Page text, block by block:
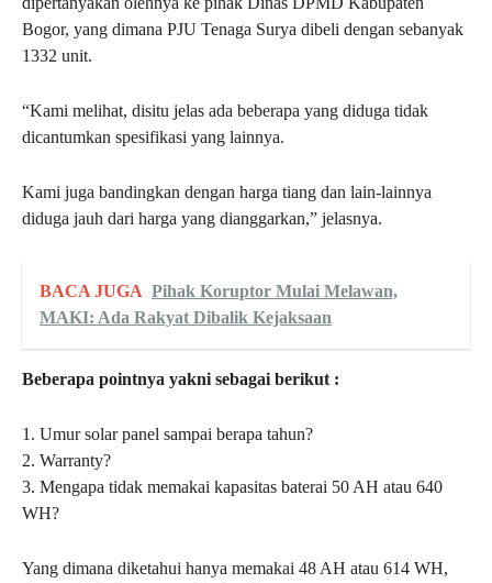
Bogor, yang dimana PJU Tenaga Surya dibeli dengan sebanyak
1332 unit.
“Kami melihat, disitu jelas ada beberapa yang diduga tidak
dicantumkan spesifikasi yang lainnya.
Kami juga bandingkan dengan harga tiang dan lain-lainnya
diduga jauh dari harga yang dianggarkan,” jelasnya.
BACA JUGA Pihak Koruptor Mulai Melawan,
MAKI: Ada Rakyat Dibalik Kejaksaan
Beberapa pointnya yakni sebagai berikut :
1. Umur solar panel sampai berapa tahun?
2. Warranty?
3. Mengapa tidak memakai kapasitas baterai 50 AH atau 640
WH?
Yang dimana diketahui hanya memakai 48 AH atau 614 WH,